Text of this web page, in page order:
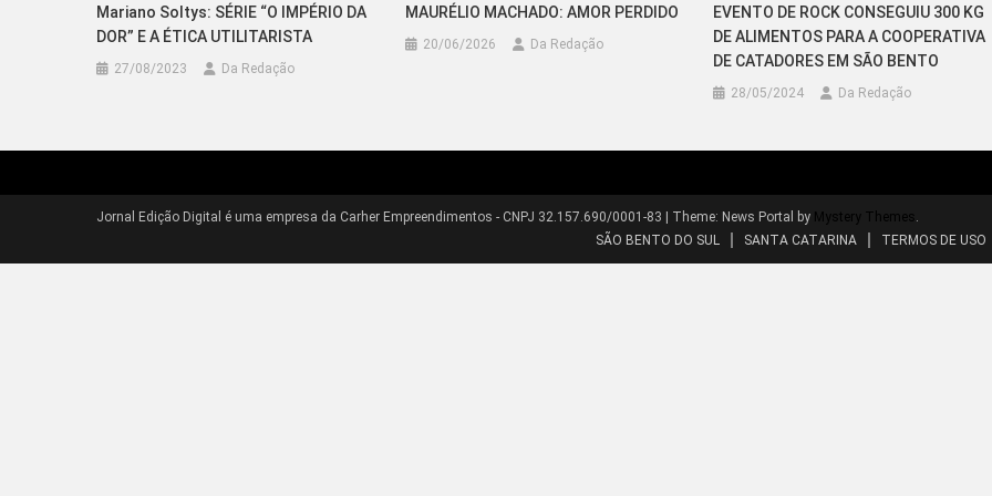
Mariano Soltys: SÉRIE “O IMPÉRIO DA
DOR” E A ÉTICA UTILITARISTA
27/08/2023 Da Redação
MAURÉLIO MACHADO: AMOR PERDIDO
20/06/2026 Da Redação
EVENTO DE ROCK CONSEGUIU 300 KG
DE ALIMENTOS PARA A COOPERATIVA
DE CATADORES EM SÃO BENTO
28/05/2024 Da Redação
Jornal Edição Digital é uma empresa da Carher Empreendimentos - CNPJ 32.157.690/0001-83 | Theme: News Portal by Mystery Themes
SÃO BENTO DO SUL
SANTA CATARINA TERMOS DE USO